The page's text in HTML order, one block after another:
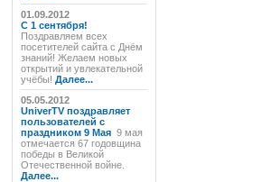
01.09.2012
C 1 сентября!
Поздравляем всех
посетителей сайта с Днём
знаний! Желаем новых
открытий и увлекательной
учёбы! Далее...
05.05.2012
UniverTV поздравляет
пользователей с
праздником 9 Мая 9 мая
отмечается 67 годовщина
победы в Великой
Отечественной войне.
Далее...